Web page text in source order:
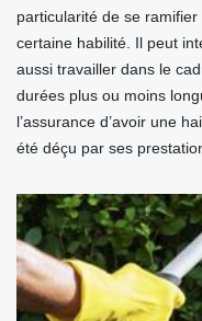
particularité de se
certaine habilité. Il peut
aussi travailler dans le
durées plus ou moins
l’assurance d’avoir une
été déçu par ses